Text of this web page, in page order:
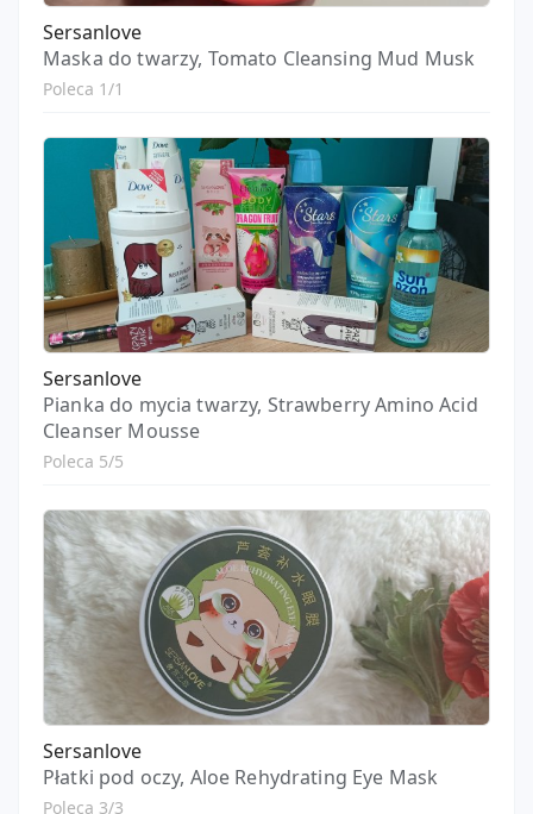
Sersanlove
Maska do twarzy, Tomato Cleansing Mud Musk
Poleca 1/1
Sersanlove
Pianka do mycia twarzy, Strawberry Amino Acid
Cleanser Mousse
Poleca 5/5
Sersanlove
Płatki pod oczy, Aloe Rehydrating Eye Mask
Poleca 3/3